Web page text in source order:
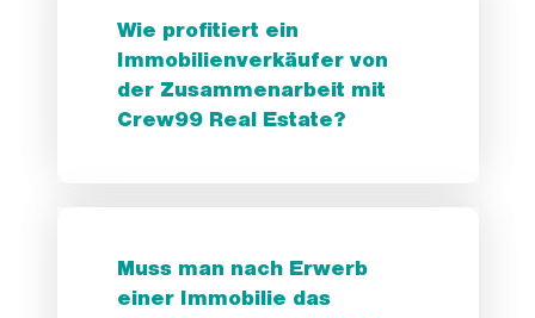
Wie profitiert ein
Immobilienverkäufer von
der Zusammenarbeit mit
Crew99 Real Estate?
Muss man nach Erwerb
einer Immobilie das